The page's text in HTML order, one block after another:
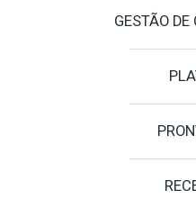
GESTÃO DE